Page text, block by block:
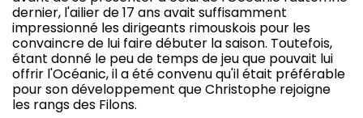
dernier, l'ailier de 17 ans avait suffisamment
impressionné les dirigeants rimouskois pour les
convaincre de lui faire débuter la saison. Toutefois,
étant donné le peu de temps de jeu que pouvait lui
offrir l'Océanic, il a été convenu qu'il était préférable
pour son développement que Christophe rejoigne
les rangs des Filons.